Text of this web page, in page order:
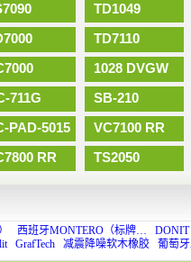
TD1049
TD7110
1028 DVGW
711G
SB-210
PAD-5015
VC7100 RR
RR
TS2050
西班牙MONTERO（标牌…
GrafTech 减震降噪软木橡胶 葡萄